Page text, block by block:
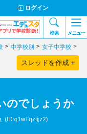
ログイン
検索 メニュー
中学校別 女子中学校
スレッドを作成 +
のでしょうか
(ID:q1wFqzIjjz2)